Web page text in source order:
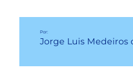
Por:
Jorge Luis Medeiros